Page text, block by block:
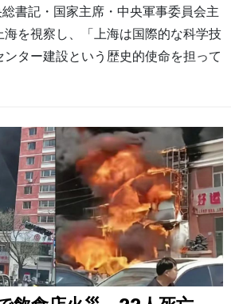
書記・国家主席・中央軍事委員会主
を視察し、「上海は国際的な科学技
ター建設という歴史的使命を担って